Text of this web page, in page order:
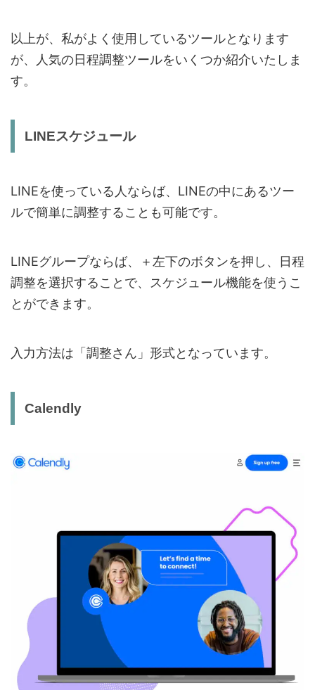
以上が、私がよく使用しているツールとなります
が、人気の日程調整ツールをいくつか紹介いたしま
す。
LINEスケジュール
LINEを使っている人ならば、LINEの中にあるツー
ルで簡単に調整することも可能です。
LINEグループならば、＋左下のボタンを押し、日程
調整を選択することで、スケジュール機能を使うこ
とができます。
入力方法は「調整さん」形式となっています。
Calendly